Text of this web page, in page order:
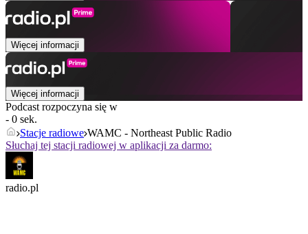
Więcej informacji
Więcej informacji
Podcast rozpoczyna się w
- 0 sek.
Stacje radiowe WAMC - Northeast Public Radio
Słuchaj tej stacji radiowej w aplikacji za darmo:
radio.pl